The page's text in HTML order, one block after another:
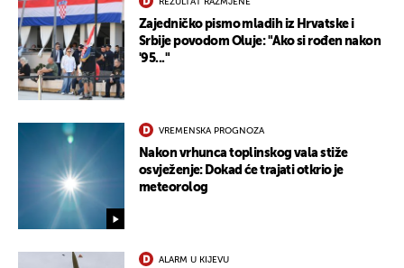
REZULTAT RAZMJENE
Zajedničko pismo mladih iz Hrvatske i
Srbije povodom Oluje: "Ako si rođen nakon
'95..."
VREMENSKA PROGNOZA
Nakon vrhunca toplinskog vala stiže
osvježenje: Dokad će trajati otkrio je
meteorolog
ALARM U KIJEVU